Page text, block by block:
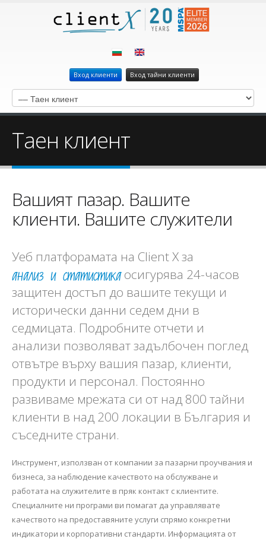
Вход клиенти Вход тайни клиенти
Таен клиент
Вашият пазар. Вашите
клиенти. Вашите служители
Уеб платфорамата на Client X за
анализ и статистикаосигурява 24-часов
защитен достъп до вашите текущи и
исторически данни седем дни в
седмицата. Подробните отчети и
анализи позволяват задълбочен поглед
отвътре върху вашия пазар, клиенти,
продукти и персонал. Постоянно
развиваме мрежата си от над 800 тайни
клиенти в над 200 локации в България и
съседните страни.
Инструмент, използван от компании за пазарни проучвания и
бизнеса, за наблюдение качеството на обслужване и
работата на служителите в пряк контакт с клиентите.
Специалните ни програми ви помагат да управлявате
качеството на предоставяните услуги спрямо конкретни
индикатори и корпоративни стандарти. Информацията от